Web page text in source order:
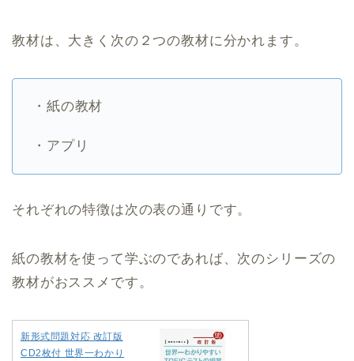
教材は、大きく次の２つの教材に分かれます。
・紙の教材
・アプリ
それぞれの特徴は次の表の通りです。
紙の教材を使って学ぶのであれば、次のシリーズの
教材がおススメです。
新形式問題対応 改訂版
CD2枚付 世界一わかり